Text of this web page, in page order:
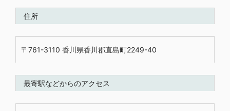
住所
〒761-3110 香川県香川郡直島町2249-40
最寄駅などからのアクセス